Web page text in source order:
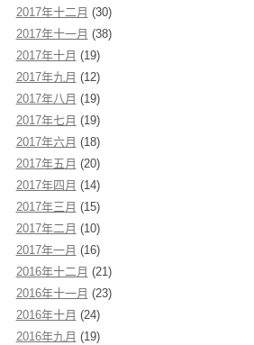
2017年十二月 (30)
2017年十一月 (38)
2017年十月 (19)
2017年九月 (12)
2017年八月 (19)
2017年七月 (19)
2017年六月 (18)
2017年五月 (20)
2017年四月 (14)
2017年三月 (15)
2017年二月 (10)
2017年一月 (16)
2016年十二月 (21)
2016年十一月 (23)
2016年十月 (24)
2016年九月 (19)